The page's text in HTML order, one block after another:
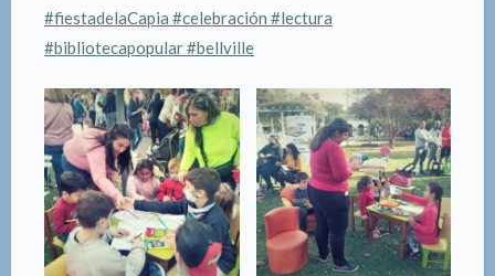
#fiestadelaCapia #celebración #lectura
#bibliotecapopular#bellville